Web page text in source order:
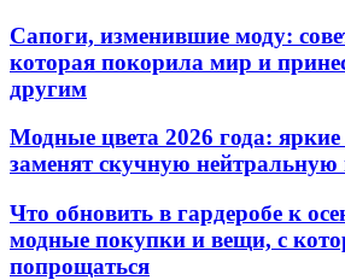
Сапоги, изменившие моду:
которая покорила мир и
другим
Модные цвета 2026 года:
заменят скучную нейтральную
Что обновить в гардеробе к
модные покупки и вещи, с
попрощаться